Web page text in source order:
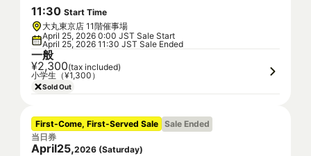
11:30 Start Time
大丸東京店 11階催事場
April 25, 2026 0:00 JST Sale Start
April 25, 2026 11:30 JST Sale Ended
一般
¥2,300(tax included)
小学生（¥1,300）
Sold Out
First-Come, First-Served Sale Sale Ended
当日券
April25,2026 (Saturday)